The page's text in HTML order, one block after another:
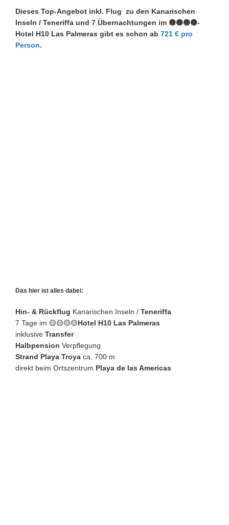
Dieses Top-Angebot inkl. Flug zu den Kanarischen
Inseln / Teneriffa und 7 Übernachtungen im 🟡🟡🟡🟡-
Hotel H10 Las Palmeras gibt es schon ab 721 € pro
Person.
Das hier ist alles dabei:
Hin- & Rückflug Kanarischen Inseln / Teneriffa
7 Tage im 🟡🟡🟡🟡Hotel H10 Las Palmeras
inklusive Transfer
Halbpension Verpflegung
Strand Playa Troya ca. 700 m
direkt beim Ortszentrum Playa de las Americas